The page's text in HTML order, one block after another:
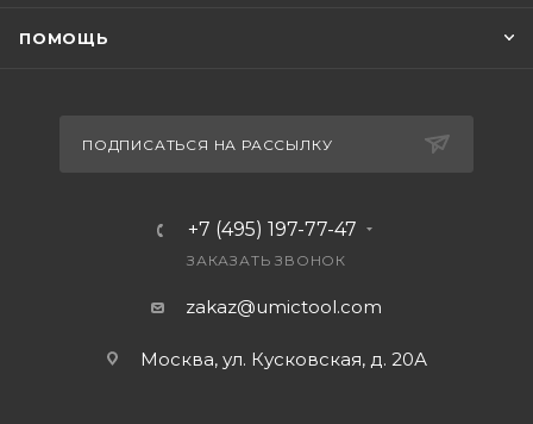
ПОМОЩЬ
ПОДПИСАТЬСЯ НА РАССЫЛКУ
+7 (495) 197-77-47
ЗАКАЗАТЬ ЗВОНОК
zakaz@umictool.com
Москва, ул. Кусковская, д. 20А